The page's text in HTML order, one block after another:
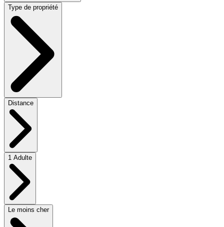
Type de propriété
Distance
1 Adulte
Le moins cher